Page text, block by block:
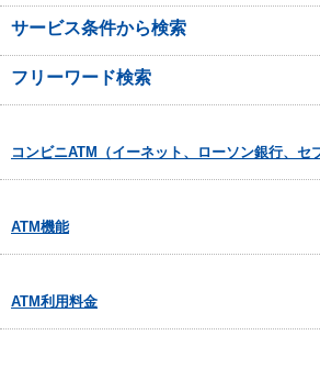
サービス条件から検索
フリーワード検索
コンビニATM（イーネット、ローソン銀行、セ
ATM機能
ATM利用料金